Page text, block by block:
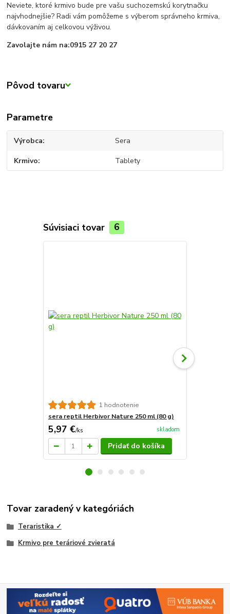
Neviete, ktoré krmivo bude pre vašu suchozemskú korytnačku
najvhodnejšie? Radi vám pomôžeme s výberom správneho krmiva,
dávkovaním aj celkovou výživou.
Zavolajte nám na:0915 27 20 27
Pôvod tovaru
Parametre
Výrobca Sera
Krmivo Tablety
Súvisiaci tovar 6
1 hodnotenie
sera reptil Herbivor Nature 250 ml (80 g)
5,97 €/ks skladom
Pridať do košíka
Tovar zaradený v kategóriách
Teraristika ✓
Krmivo pre teráriové zvieratá